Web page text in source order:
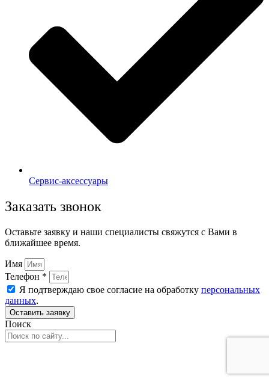
Сервис-аксессуары
Заказать звонок
Оставьте заявку и наши специалисты свяжутся с Вами в
ближайшее время.
Имя
Телефон *
Я подтверждаю свое согласие на обработку персональных
данных.
Оставить заявку
Поиск